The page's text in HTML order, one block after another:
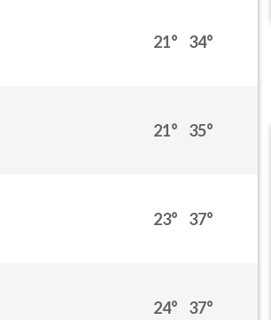
21° 34°
21° 35°
23° 37°
24° 37°